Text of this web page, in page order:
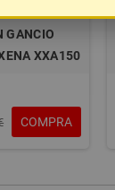
GANCIO
XXA150
COMPRA